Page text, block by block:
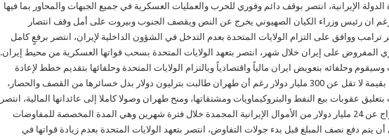
الإيرانية، انتصر بوقف دائم وفوري للحرب والعمليات العسكرية في جميع الجبهات والمحاور بما فيها
رغم ان رئيس وزراء الكيان الصهيوني يخرج عن النص ويقصف الجنوب وبيروت على أمل وقف انتصار
ترامب ووافق على التزام الولايات المتحدة بعدم التدخل في الشؤون الداخلية لإيران، انتصر برفعٍ كامل
المفروض على إيران خلال شهر، انتصر بتعهد الولايات المتحدة بسحب قواتها العسكرية من محيط إيران.
وسيقوم وحلفائه بتعويض ايران مالياً واقتصادياً وبالتزام الولايات المتحدة وحلفائها بتقديم خطط لإعادة
إعمار إيران، بقيمة لا تقل عن 300 مليار دولار رغم أن طهران طالبت بترليون دولار بدل خسائرها من القصف والحصار،
بتعليق عقوبات بيع النفط والبتروكيماويات ومشتقاتها، ومنح طهران وصولا كاملا إلى عائداتها المالية، انتصر
ترامب بالإفراج عن 24 مليار دولار من الأموال الإيرانية المجمدة خلال فترة شهرين وهي المدة المخصصة للمفاوضات
أن يتم دفع نصف المبلغ قبل بدء جولات التفاوض، انتصر بتعهد الولايات المتحدة بعدم زيادة قواتها في